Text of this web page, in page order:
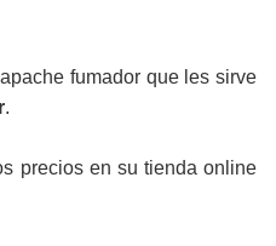
fumador que les sirve
.
precios en su tienda online